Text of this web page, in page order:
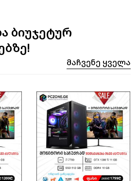
ბიუჯეტურ
Მაჩვენე Ყველა